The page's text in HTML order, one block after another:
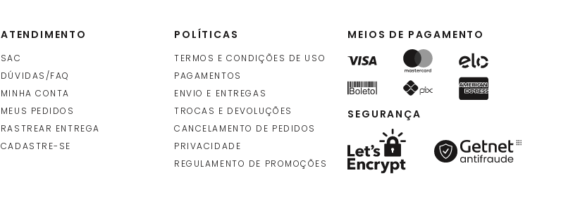
ATENDIMENTO
SAC
DÚVIDAS/FAQ
MINHA CONTA
MEUS PEDIDOS
RASTREAR ENTREGA
CADASTRE-SE
POLÍTICAS
TERMOS E CONDIÇÕES DE USO
PAGAMENTOS
ENVIO E ENTREGAS
TROCAS E DEVOLUÇÕES
CANCELAMENTO DE PEDIDOS
PRIVACIDADE
REGULAMENTO DE PROMOÇÕES
MEIOS DE PAGAMENTO
SEGURANÇA